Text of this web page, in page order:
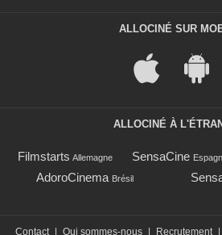
ALLOCINÉ SUR
ALLOCINÉ À
Filmstarts Allemagne SensaCine
AdoroCinema Brésil
Contact Qui sommes-nous Recrutement